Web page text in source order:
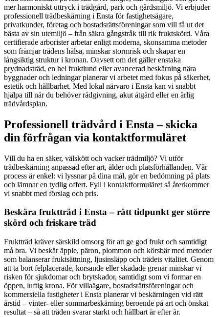
mer harmoniskt uttryck i trädgård, park och gårdsmiljö. Vi erbjuder
professionell trädbeskärning i Ensta för fastighetsägare,
privatkunder, företag och bostadsrättsföreningar som vill få ut det
bästa av sin utemiljö – från säkra gångstråk till rik fruktskörd. Våra
certifierade arborister arbetar enligt moderna, skonsamma metoder
som främjar trädens hälsa, minskar stormrisk och skapar en
långsiktig struktur i kronan. Oavsett om det gäller enstaka
prydnadsträd, en hel fruktlund eller avancerad beskärning nära
byggnader och ledningar planerar vi arbetet med fokus på säkerhet,
estetik och hållbarhet. Med lokal närvaro i Ensta kan vi snabbt
hjälpa till när du behöver rådgivning, akut åtgärd eller en årlig
trädvårdsplan.
Professionell trädvård i Ensta – skicka
din förfrågan via kontaktformuläret
Vill du ha en säker, välskött och vacker trädmiljö? Vi utför
trädbeskärning anpassad efter art, ålder och platsförhållanden. Vår
process är enkel: vi lyssnar på dina mål, gör en bedömning på plats
och lämnar en tydlig offert. Fyll i kontaktformuläret så återkommer
vi snabbt med förslag och pris.
Beskära fruktträd i Ensta – rätt tidpunkt ger större
skörd och friskare träd
Fruktträd kräver särskild omsorg för att ge god frukt och samtidigt
må bra. Vi beskär äpple, päron, plommon och körsbär med metoder
som balanserar fruktsättning, ljusinsläpp och trädets vitalitet. Genom
att ta bort felplacerade, korsande eller skadade grenar minskar vi
risken för sjukdomar och brytskador, samtidigt som vi formar en
öppen, luftig krona. För villaägare, bostadsrättsföreningar och
kommersiella fastigheter i Ensta planerar vi beskärningen vid rätt
årstid – vinter- eller sommarbeskärning beroende på art och önskat
resultat – så att träden svarar starkt och hållbart år efter år.